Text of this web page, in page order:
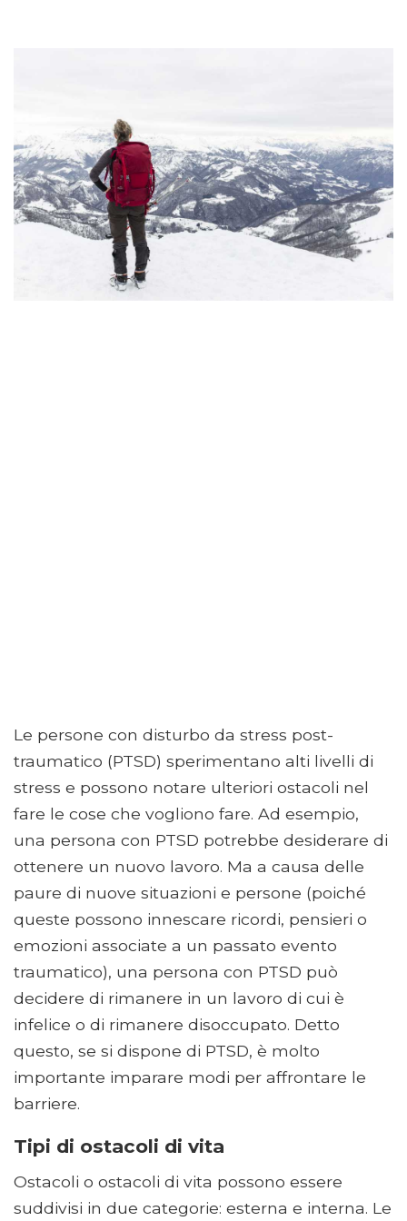
Le persone con disturbo da stress post-
traumatico (PTSD) sperimentano alti livelli di
stress e possono notare ulteriori ostacoli nel
fare le cose che vogliono fare. Ad esempio,
una persona con PTSD potrebbe desiderare di
ottenere un nuovo lavoro. Ma a causa delle
paure di nuove situazioni e persone (poiché
queste possono innescare ricordi, pensieri o
emozioni associate a un passato evento
traumatico), una persona con PTSD può
decidere di rimanere in un lavoro di cui è
infelice o di rimanere disoccupato. Detto
questo, se si dispone di PTSD, è molto
importante imparare modi per affrontare le
barriere.
Tipi di ostacoli di vita
Ostacoli o ostacoli di vita possono essere
suddivisi in due categorie: esterna e interna. Le